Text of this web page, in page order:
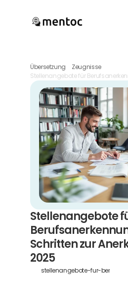
Übersetzung
Zeugnisse
Stellenangebote für
Stellenangebote
Schritten zur
2025
stellenangebote-fur-